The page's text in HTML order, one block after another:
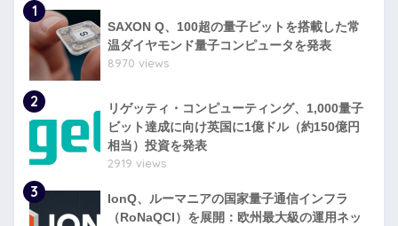
1
SAXON Q、100超の量子ビットを搭載した常
温ダイヤモンド量子コンピュータを発表
8970 views
2
リゲッティ・コンピューティング、1,000量子
ビット達成に向け英国に1億ドル（約150億円
相当）投資を発表
2919 views
3
IonQ、ルーマニアの国家量子通信インフラ
（RoNaQCI）を展開：欧州最大級の運用ネッ